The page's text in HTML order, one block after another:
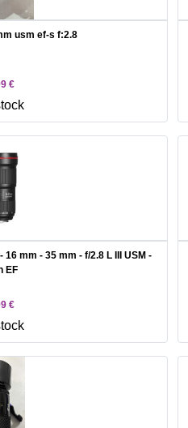
usm ef-s f:2.8
€
mm - 35 mm - f/2.8 L III USM -
EF
€